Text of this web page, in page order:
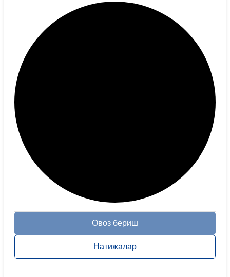
Овоз бериш
Натижалар